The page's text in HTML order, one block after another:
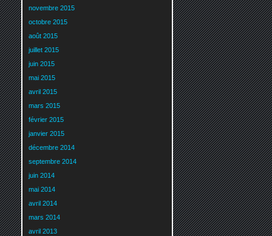
novembre 2015
octobre 2015
août 2015
juillet 2015
juin 2015
mai 2015
avril 2015
mars 2015
février 2015
janvier 2015
décembre 2014
septembre 2014
juin 2014
mai 2014
avril 2014
mars 2014
avril 2013